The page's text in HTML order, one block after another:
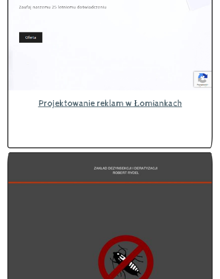
Projektowanie reklam w Łomiankach